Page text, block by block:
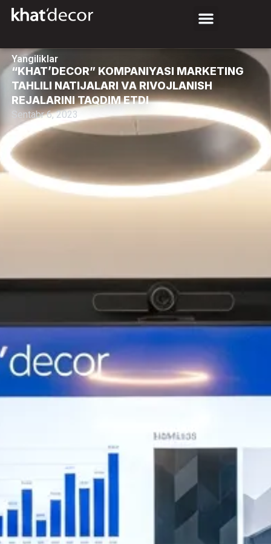
Yangiliklar
“KHAT’DECOR” KOMPANIYASI MARKETING
TAHLILI NATIJALARI VA RIVOJLANISH
REJALARINI TAQDIM ETDI
Sentabr 6, 2023